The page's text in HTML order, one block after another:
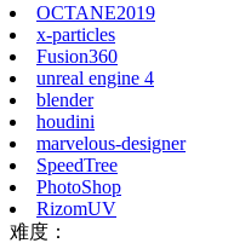
OCTANE2019
x-particles
Fusion360
unreal engine 4
blender
houdini
marvelous-designer
SpeedTree
PhotoShop
RizomUV
难度：